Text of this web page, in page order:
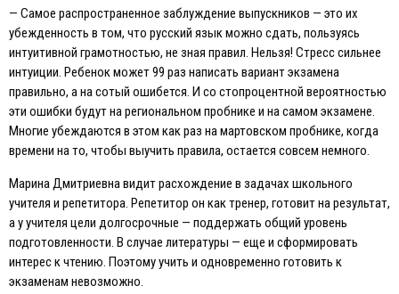
— Самое распространенное заблуждение выпускников — это их
убежденность в том, что русский язык можно сдать, пользуясь
интуитивной грамотностью, не зная правил. Нельзя! Стресс сильнее
интуиции. Ребенок может 99 раз написать вариант экзамена
правильно, а на сотый ошибется. И со стопроцентной вероятностью
эти ошибки будут на региональном пробнике и на самом экзамене.
Многие убеждаются в этом как раз на мартовском пробнике, когда
времени на то, чтобы выучить правила, остается совсем немного.
Марина Дмитриевна видит расхождение в задачах школьного
учителя и репетитора. Репетитор он как тренер, готовит на результат,
а у учителя цели долгосрочные — поддержать общий уровень
подготовленности. В случае литературы — еще и сформировать
интерес к чтению. Поэтому учить и одновременно готовить к
экзаменам невозможно.